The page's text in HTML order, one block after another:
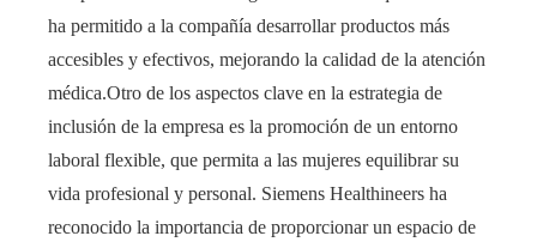
ha permitido a la compañía desarrollar productos más
accesibles y efectivos, mejorando la calidad de la atención
médica.Otro de los aspectos clave en la estrategia de
inclusión de la empresa es la promoción de un entorno
laboral flexible, que permita a las mujeres equilibrar su
vida profesional y personal. Siemens Healthineers ha
reconocido la importancia de proporcionar un espacio de